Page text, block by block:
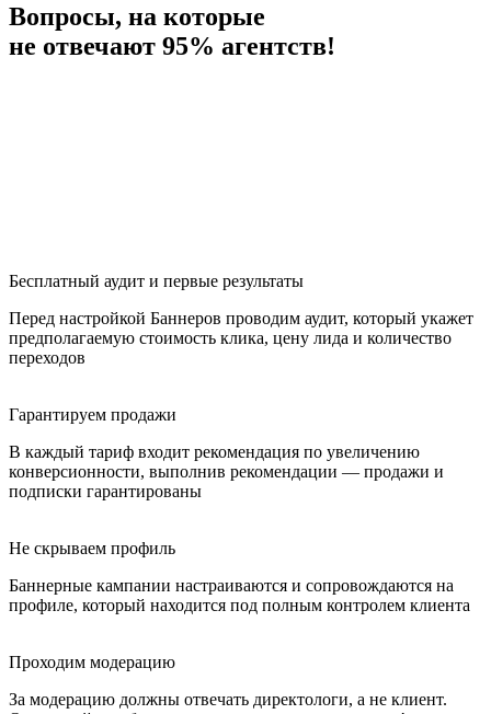
Вопросы, на которые
не отвечают 95% агентств!
Бесплатный аудит и первые результаты
Перед настройкой Баннеров проводим аудит, который укажет
предполагаемую стоимость клика, цену лида и количество
переходов
Гарантируем продажи
В каждый тариф входит рекомендация по увеличению
конверсионности, выполнив рекомендации — продажи и
подписки гарантированы
Не скрываем профиль
Баннерные кампании настраиваются и сопровождаются на
профиле, который находится под полным контролем клиента
Проходим модерацию
За модерацию должны отвечать директологи, а не клиент.